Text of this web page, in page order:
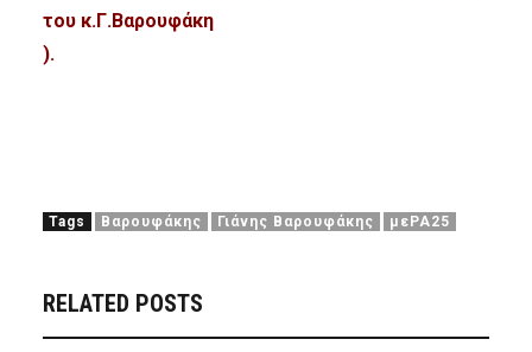
του κ.Γ.Βαρουφάκη
).
Tags Βαρουφάκης Γιάνης Βαρουφάκης μεΡΑ25
RELATED POSTS